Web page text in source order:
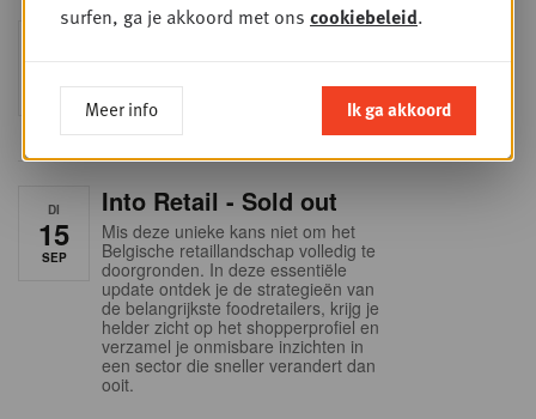
SEP
Foodservice - Joint
Intro to Negotiation: Succes aan de
onderhandelingstafel is geen toeval!
DI
15
SEP
Into Retail - Sold out
Mis deze unieke kans niet om het
Belgische retaillandschap volledig te
doorgronden. In deze essentiële
update ontdek je de strategieën van
de belangrijkste foodretailers, krijg je
helder zicht op het shopperprofiel en
verzamel je onmisbare inzichten in
een sector die sneller verandert dan
ooit.
surfen, ga je akkoord met ons cookiebeleid.
Meer info Ik ga akkoord